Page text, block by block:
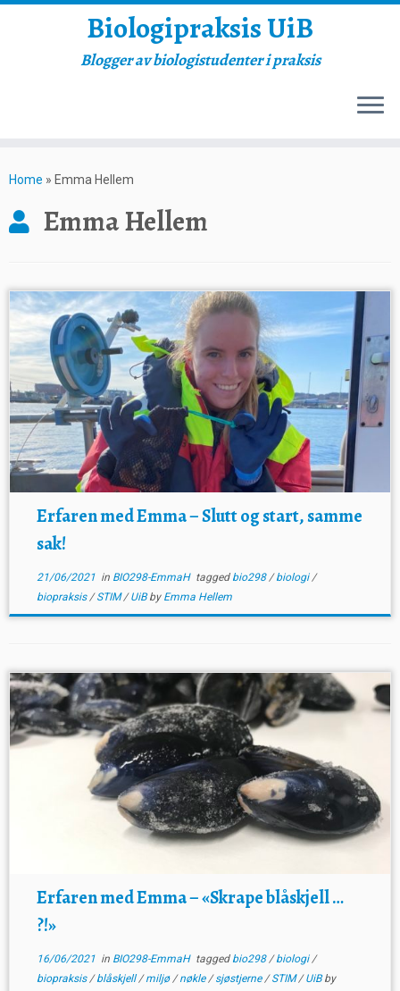
to
Biologipraksis UiB
Blogger av biologistudenter i praksis
Home » Emma Hellem
Emma Hellem
Erfaren med Emma – Slutt og start, samme
sak!
21/06/2021in BIO298-EmmaH tagged bio298/biologi/
biopraksis/STIM/UiBby Emma Hellem
Erfaren med Emma – «Skrape blåskjell …
?!»
16/06/2021in BIO298-EmmaH tagged bio298/biologi/
biopraksis/blåskjell/miljø/nøkle/sjøstjerne/STIM/UiBby